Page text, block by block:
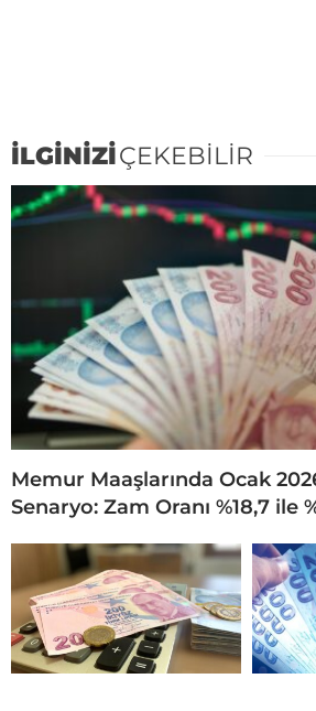
İLGİNİZİÇEKEBİLİR
Memur Maaşlarında Ocak
Senaryo: Zam Oranı %18,7 ile